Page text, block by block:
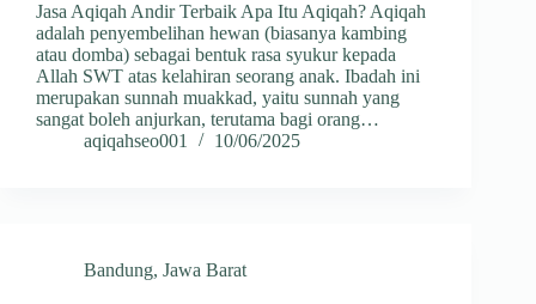
Jasa Aqiqah Andir Terbaik Apa Itu Aqiqah? Aqiqah
adalah penyembelihan hewan (biasanya kambing
atau domba) sebagai bentuk rasa syukur kepada
Allah SWT atas kelahiran seorang anak. Ibadah ini
merupakan sunnah muakkad, yaitu sunnah yang
sangat boleh anjurkan, terutama bagi orang…
aqiqahseo001
10/06/2025
Bandung, Jawa Barat